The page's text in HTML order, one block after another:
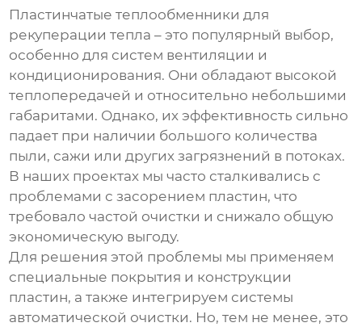
Пластинчатыетеплообменники для
рекуперации тепла – это популярный выбор,
особенно для систем вентиляции и
кондиционирования. Они обладают высокой
теплопередачей и относительно небольшими
габаритами. Однако, их эффективность сильно
падает при наличии большого количества
пыли, сажи или других загрязнений в потоках.
В наших проектах мы часто сталкивались с
проблемами с засорением пластин, что
требовало частой очистки и снижало общую
экономическую выгоду.
Для решения этой проблемы мы применяем
специальные покрытия и конструкции
пластин, а также интегрируем системы
автоматической очистки. Но, тем не менее, это